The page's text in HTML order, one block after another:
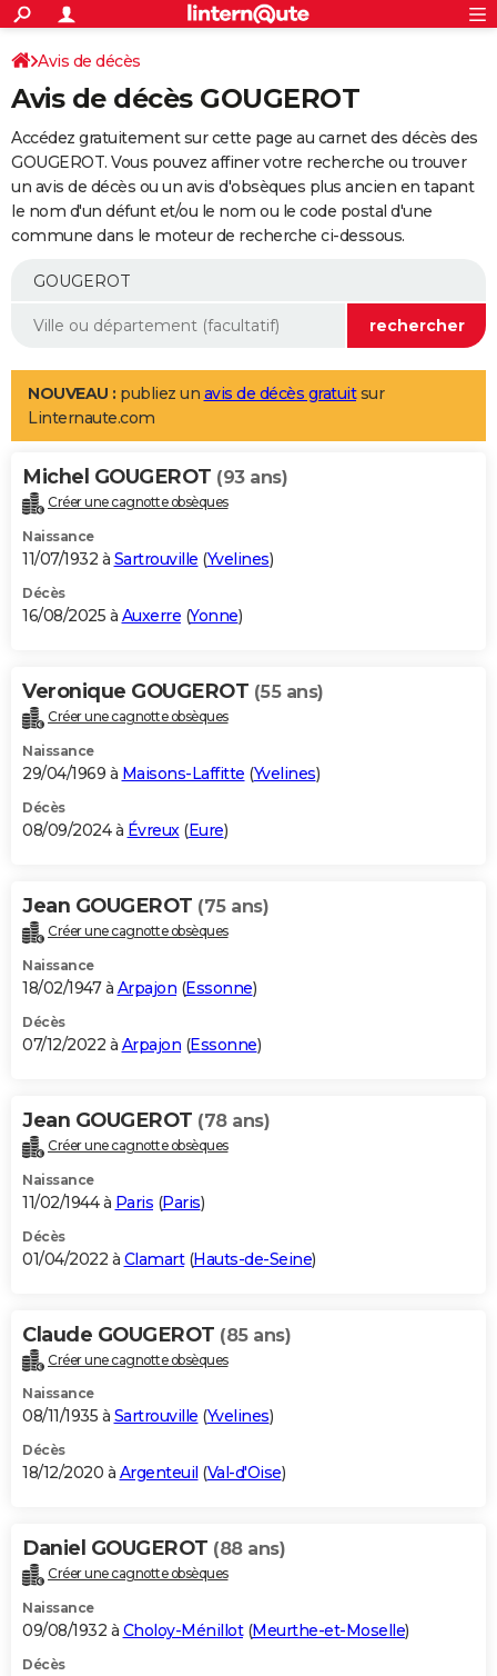
ACTUALITÉS
Politique
Société
Faits Divers
Education
Monde
Villes
+
SPORT
Coupe du monde 2026
Football
Tennis
Cyclisme
Rugby
Forum
Programme TV
TNT
Streaming
Cinéma
Sorties cinéma
Musique
+
FINANCE
Impôts
Immobilier
Risques naturels par ville
Banque
Assurance
Crédit
AUTO
Essais
Réserver un essai
Citadines
Berlines
SUV
Forum auto
+
Mobiles
Meilleur smartphone
Internet
Ordinateurs
Jeux vidéo
Guide high-tech
Aménagement intérieur
LIFESTYLE
Art de vivre
Bien-être
Loisirs
Mode
Modes de vie
Alimentation
Guide de la santé
Maladies
Médicaments
Sommeil
VOYAGE
Destinations
City break
Voyage nature
Voyage de noces
Forum
Climat
+PHOTO
GUIDES D'ACHAT
BONS PLANS
Carte de Noël
Carte Bonne année
Carte Saint-Valentin
Carte Pâques
Carte d'anniversaire
DICTIONNAIRE
Dictionnaire
Biographies
Citations
Expressions
Proverbes
PROGRAMME TV
S'inscrire
Se connecter
Lycées
Collèges
Primaires
Universités
Entreprises
Service militaire
Avis de recherche
AVIS DE DÉCÈS
Bricolage
Lifestyle
Culture
Sport
Auto
Television
Voyage
Cinema
Avis de décès
Avis de décès GOUGEROT
Accédez gratuitement sur cette page au carnet des décès des
GOUGEROT. Vous pouvez affiner votre recherche ou trouver
un avis de décès ou un avis d'obsèques plus ancien en tapant
le nom d'un défunt et/ou le nom ou le code postal d'une
commune dans le moteur de recherche ci-dessous.
NOUVEAU : publiez un avis de décès gratuitsur
Linternaute.com
Michel GOUGEROT (93 ans)
Créer une cagnotte obsèques
Naissance
11/07/1932 à Sartrouville (Yvelines)
Décès
16/08/2025 à Auxerre (Yonne)
Veronique GOUGEROT (55 ans)
Créer une cagnotte obsèques
Naissance
29/04/1969 à Maisons-Laffitte (Yvelines)
Décès
08/09/2024 à Évreux(Eure)
Jean GOUGEROT (75 ans)
Créer une cagnotte obsèques
Naissance
18/02/1947 à Arpajon (Essonne)
Décès
07/12/2022 à Arpajon (Essonne)
Jean GOUGEROT (78 ans)
Créer une cagnotte obsèques
Naissance
11/02/1944 à Paris (Paris)
Décès
01/04/2022 à Clamart(Hauts-de-Seine)
Claude GOUGEROT (85 ans)
Créer une cagnotte obsèques
Naissance
08/11/1935 à Sartrouville (Yvelines)
Décès
18/12/2020 à Argenteuil (Val-d'Oise)
Daniel GOUGEROT (88 ans)
Créer une cagnotte obsèques
Naissance
09/08/1932 à Choloy-Ménillot(Meurthe-et-Moselle)
Décès